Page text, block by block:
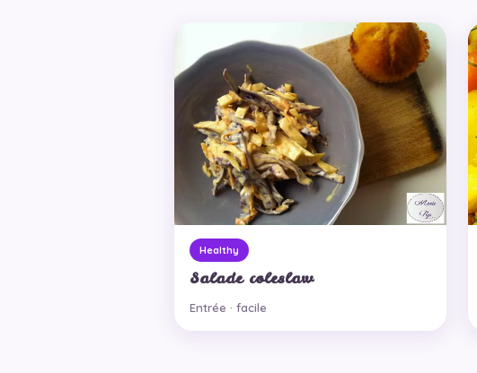
Healthy
Salade coleslaw
Entrée · facile